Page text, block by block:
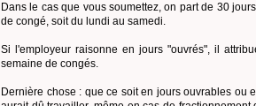
Dans le cas que vous soumettez, on part de 30
de congé, soit du lundi au samedi.
Si l'employeur raisonne en jours "ouvrés", il
semaine de congés.
Dernière chose : que ce soit en jours ouvrables ou